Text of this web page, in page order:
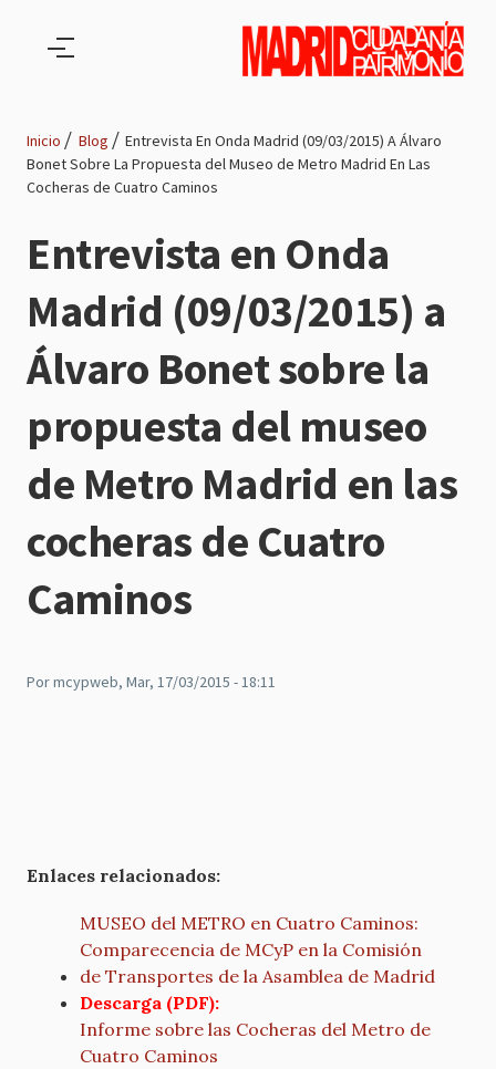
Ruta
de
navegación
Inicio Blog
Entrevista En Onda Madrid (09/03/2015) A Álvaro
Bonet Sobre La Propuesta del Museo de Metro Madrid En Las
Cocheras de Cuatro Caminos
Entrevista en Onda
Madrid (09/03/2015) a
Álvaro Bonet sobre la
propuesta del museo
de Metro Madrid en las
cocheras de Cuatro
Caminos
Pormcypweb, Mar, 17/03/2015 - 18:11
Enlaces relacionados:
MUSEO del METRO en Cuatro Caminos:
Comparecencia de MCyP en la Comisión
de Transportes de la Asamblea de Madrid
Descarga (PDF):
Informe sobre las Cocheras del Metro de
Cuatro Caminos